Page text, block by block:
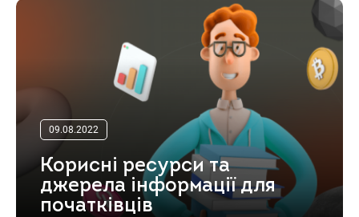
09.08.2022
Корисні ресурси та
джерела інформації для
початківців